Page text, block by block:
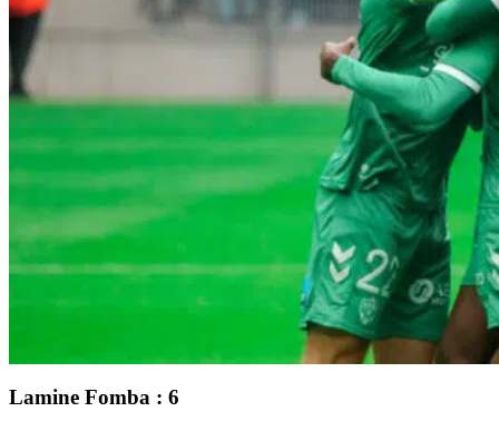
Lamine Fomba : 6